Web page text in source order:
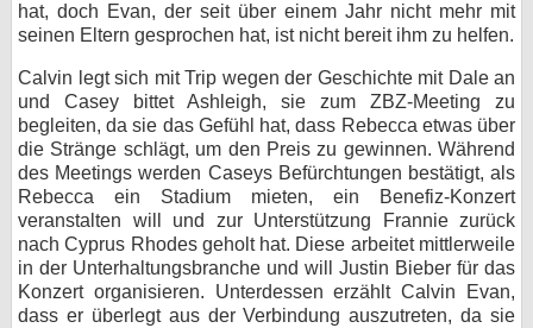
hat, doch Evan, der seit über einem Jahr nicht mehr mit
seinen Eltern gesprochen hat, ist nicht bereit ihm zu helfen.
Calvin legt sich mit Trip wegen der Geschichte mit Dale an
und Casey bittet Ashleigh, sie zum ZBZ-Meeting zu
begleiten, da sie das Gefühl hat, dass Rebecca etwas über
die Stränge schlägt, um den Preis zu gewinnen. Während
des Meetings werden Caseys Befürchtungen bestätigt, als
Rebecca ein Stadium mieten, ein Benefiz-Konzert
veranstalten will und zur Unterstützung Frannie zurück
nach Cyprus Rhodes geholt hat. Diese arbeitet mittlerweile
in der Unterhaltungsbranche und will Justin Bieber für das
Konzert organisieren. Unterdessen erzählt Calvin Evan,
dass er überlegt aus der Verbindung auszutreten, da sie
Cookie-Einstellungen
Impressum
Desktop-Ansicht
myFanbase